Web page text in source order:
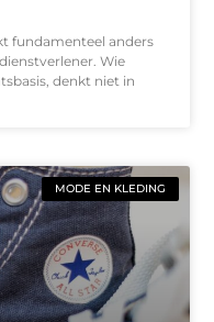
fundamenteel anders
Wie
denkt niet in
MODE EN KLEDING